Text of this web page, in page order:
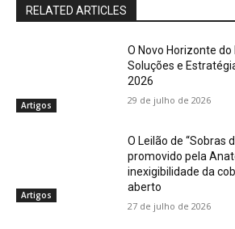
RELATED ARTICLES
Artigos
O Novo Horizonte
Soluções e
2026
29 de julho de 2026
Artigos
O Leilão de “Sobras
promovido pela
inexigibilidade da
aberto
27 de julho de 2026